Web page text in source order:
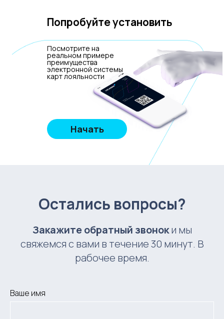
Попробуйте установить
Посмотрите на
реальном примере
преимущества
электронной системы
карт лояльности
Начать
Остались вопросы?
Закажите обратный звоноки мы
свяжемся с вами в течение 30 минут. В
рабочее время.
Ваше имя